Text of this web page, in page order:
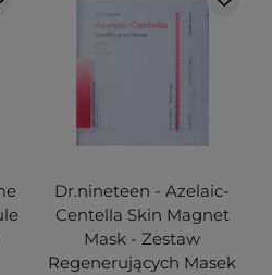
Dr.nineteen - Azelaic-
Centella Skin Magnet
Mask - Zestaw
Regenerujących Masek